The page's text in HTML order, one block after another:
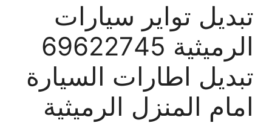
تبديل تواير سيارات
الرميثية 69622745
تبديل اطارات السيارة
امام المنزل الرميثية